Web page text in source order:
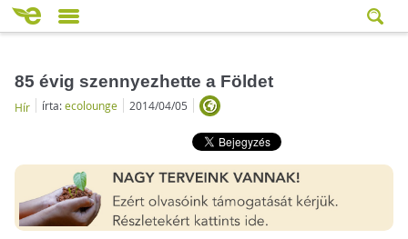
85 évig szennyezhette a Földet
Hír írta:ecolounge 2014/04/05